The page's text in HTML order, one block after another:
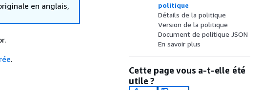
en anglais,
.
politique
Détails de la politique
Version de la politique
Document de politique JSON
En savoir plus
Cette page vous a-t-elle été
utile ?